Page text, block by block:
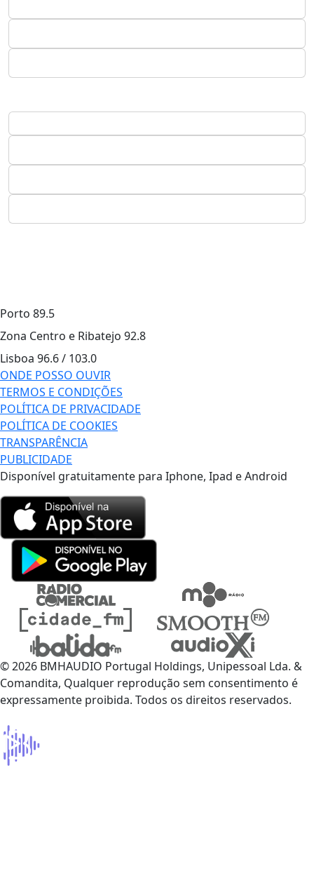
Porto 89.5
Zona Centro e Ribatejo 92.8
Lisboa 96.6 / 103.0
ONDE POSSO OUVIR
TERMOS E CONDIÇÕES
POLÍTICA DE PRIVACIDADE
POLÍTICA DE COOKIES
TRANSPARÊNCIA
PUBLICIDADE
Disponível gratuitamente para Iphone, Ipad e Android
© 2026 BMHAUDIO Portugal Holdings, Unipessoal Lda. &
Comandita, Qualquer reprodução sem consentimento é
expressamente proibida. Todos os direitos reservados.